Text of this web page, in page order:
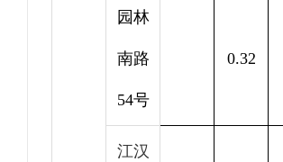
园林
南路
54号
0.32
江汉